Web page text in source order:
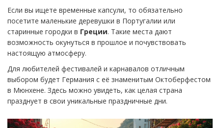
Если вы ищете временные капсули, то обязательно
посетите маленькие деревушки в Португалии или
старинные городки в Греции. Такие места дают
возможность окунуться в прошлое и почувствовать
настоящую атмосферу.
Для любителей фестивалей и карнавалов отличным
выбором будет Германия с её знаменитым Октоберфестом
в Мюнхене. Здесь можно увидеть, как целая страна
празднует в свои уникальные праздничные дни.